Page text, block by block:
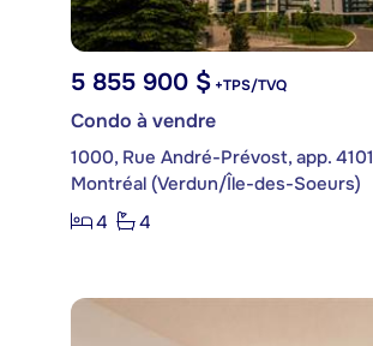
5 855 900 $ +TPS/TVQ
Condo à vendre
1000, Rue André-Prévost, app. 4101
Montréal (Verdun/Île-des-Soeurs)
4
4